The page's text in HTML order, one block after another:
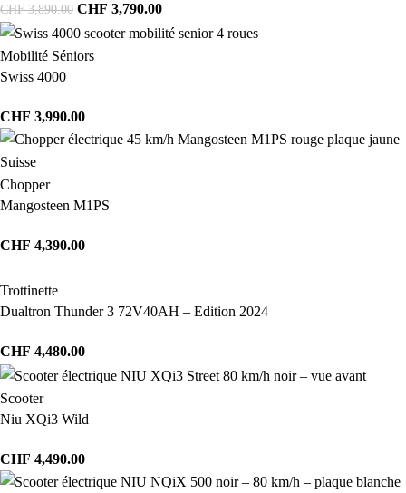
CHF3,890.00 CHF 3,790.00
Mobilité Séniors
Swiss 4000
CHF 3,990.00
Chopper
Mangosteen M1PS
CHF 4,390.00
Trottinette
Dualtron Thunder 3 72V40AH – Edition 2024
CHF 4,480.00
Scooter
Niu XQi3 Wild
CHF 4,490.00